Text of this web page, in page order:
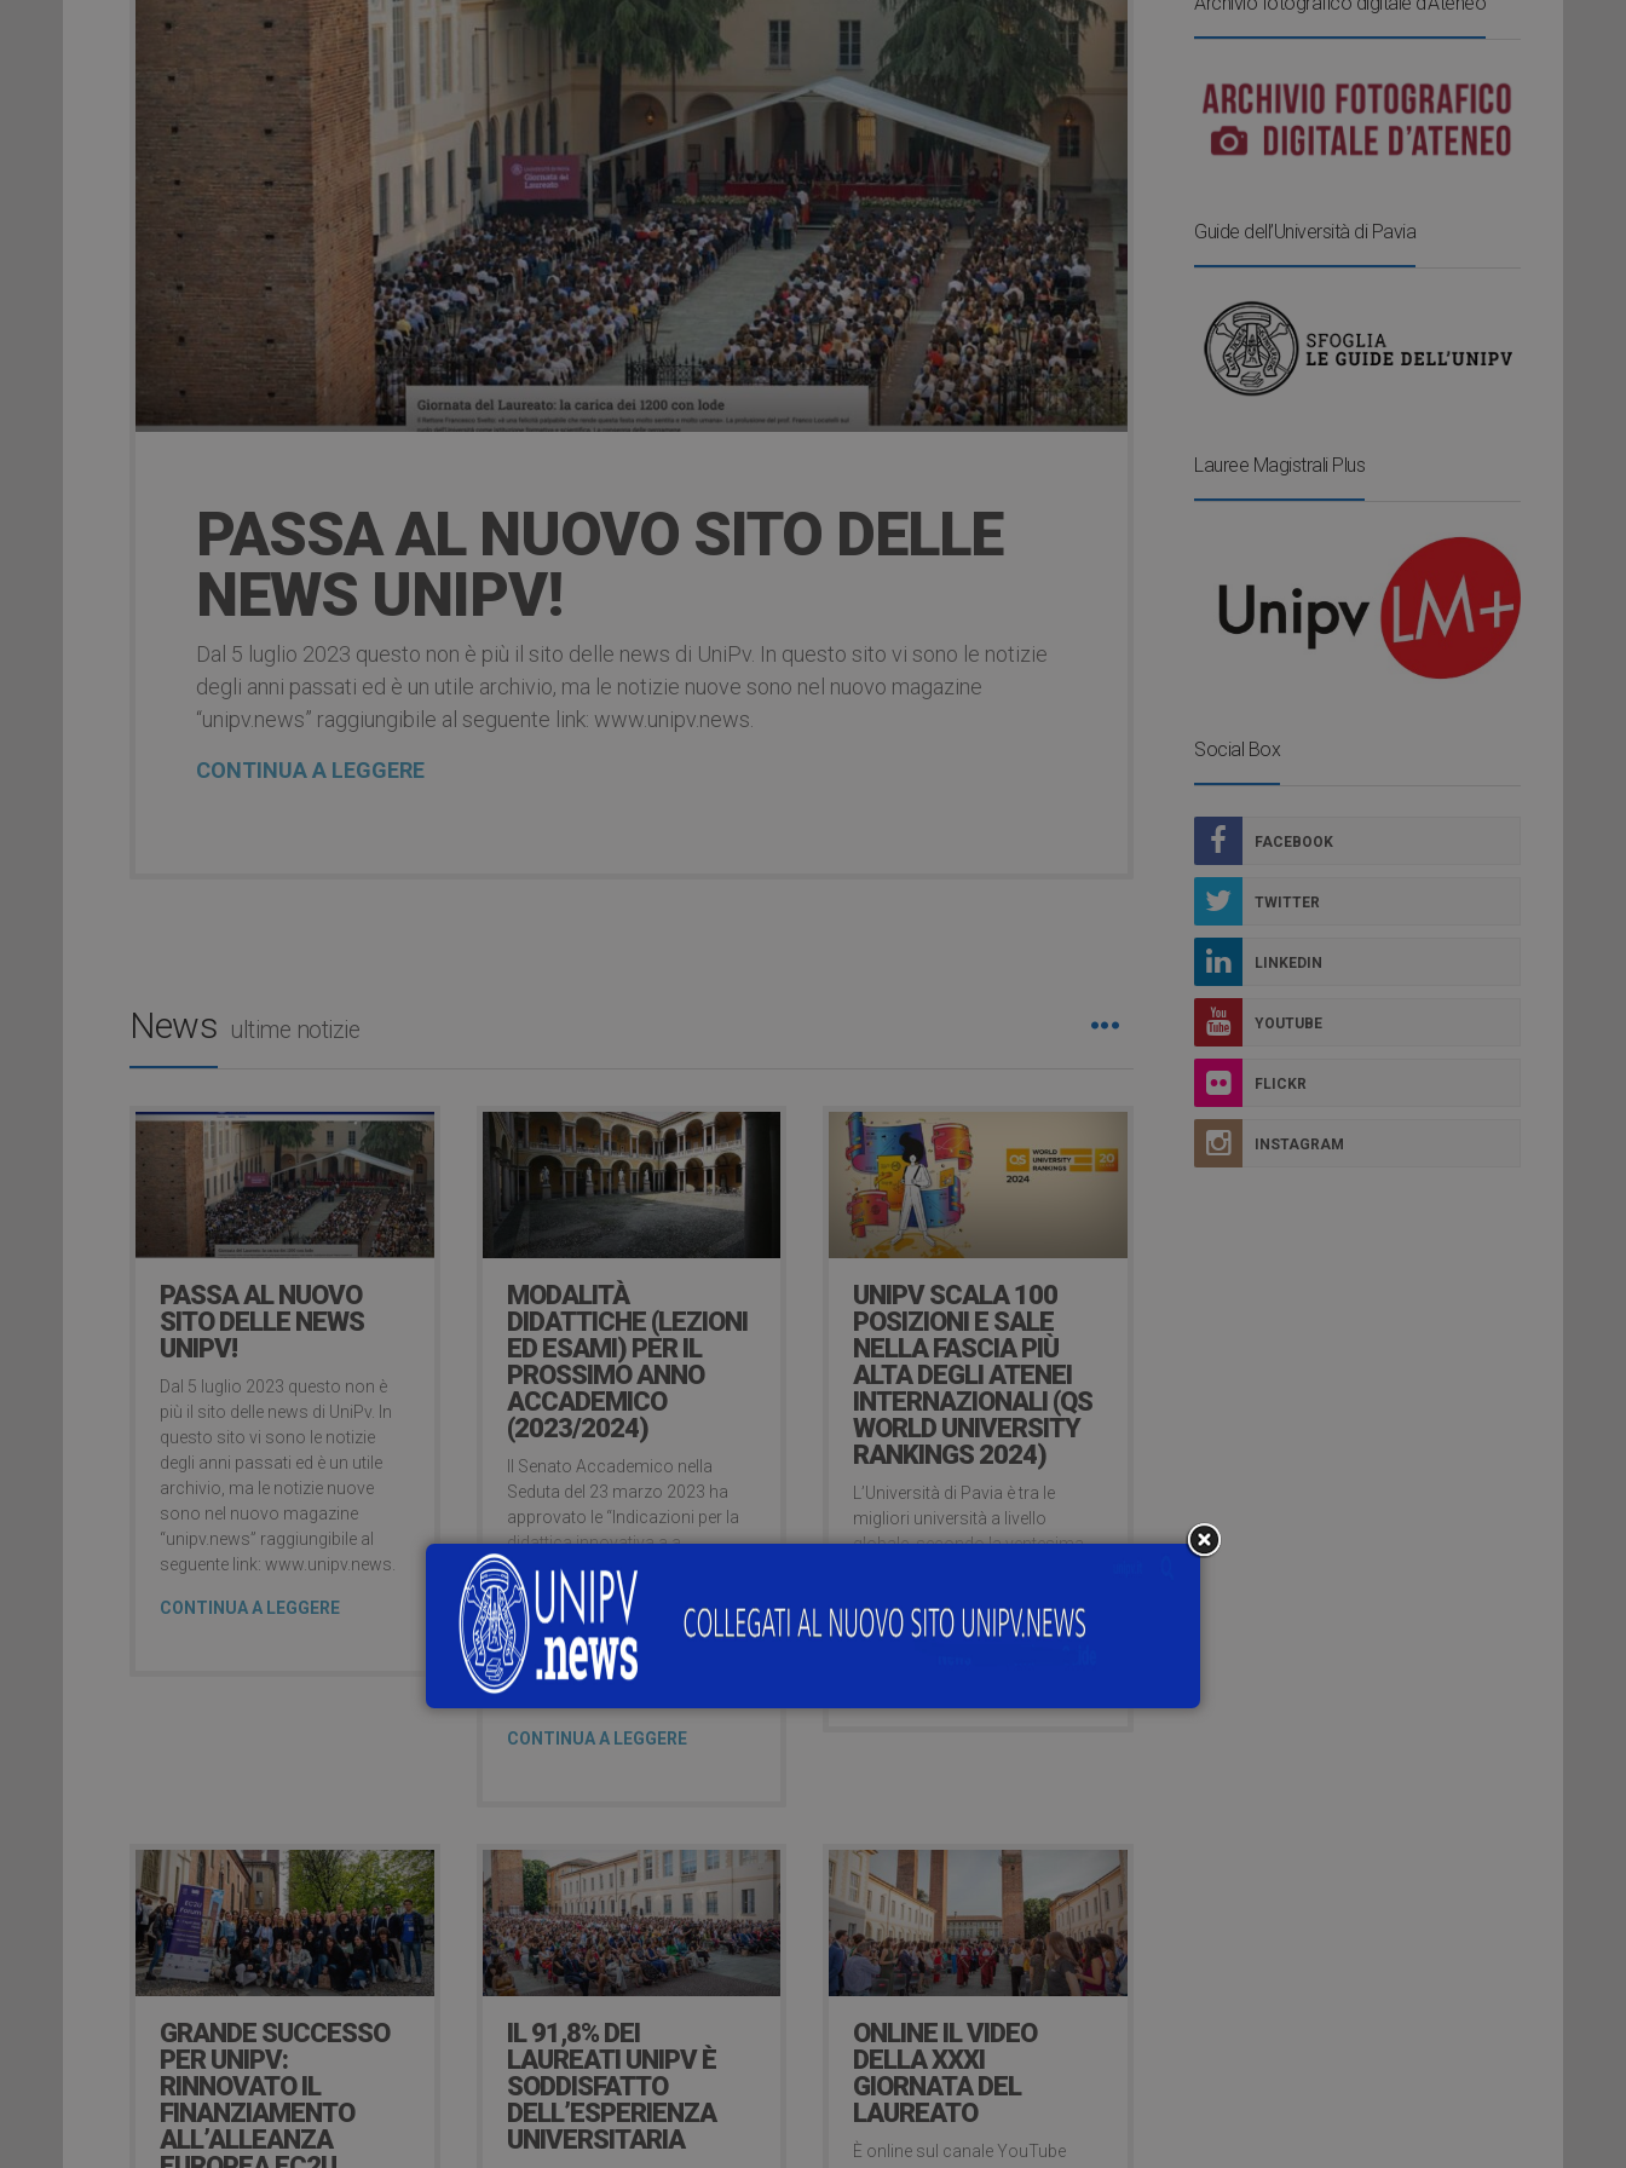
PASSA AL NUOVO SITO DELLE
NEWS UNIPV!
Dal 5 luglio 2023 questo non è più il sito delle news di UniPv. In questo sito vi sono le notizie
degli anni passati ed è un utile archivio, ma le notizie nuove sono nel nuovo magazine
“unipv.news” raggiungibile al seguente link: www.unipv.news.
CONTINUA A LEGGERE
News ultime notizie
PASSA AL NUOVO
SITO DELLE NEWS
UNIPV!
Dal 5 luglio 2023 questo non è
più il sito delle news di UniPv. In
questo sito vi sono le notizie
degli anni passati ed è un utile
archivio, ma le notizie nuove
sono nel nuovo magazine
“unipv.news” raggiungibile al
seguente link: www.unipv.news.
CONTINUA A LEGGERE
MODALITÀ
DIDATTICHE (LEZIONI
ED ESAMI) PER IL
PROSSIMO ANNO
ACCADEMICO
(2023/2024)
Il Senato Accademico nella
Seduta del 23 marzo 2023 ha
approvato le “Indicazioni per la
didattica innovativa a.a.
2023/2024” che comprendono
sia un progetto generale a
supporto della didattica
innovativa, sia modalità
inclusive a favore di particolari
categorie di studenti.
CONTINUA A LEGGERE
UNIPV SCALA 100
POSIZIONI E SALE
NELLA FASCIA PIÙ
ALTA DEGLI ATENEI
INTERNAZIONALI (QS
WORLD UNIVERSITY
RANKINGS 2024)
L’Università di Pavia è tra le
migliori università a livello
globale, secondo la ventesima
consultata.
GRANDE SUCCESSO
PER UNIPV:
RINNOVATO IL
FINANZIAMENTO
ALL’ALLEANZA
IL 91,8% DEI
LAUREATI UNIPV È
SODDISFATTO
DELL’ESPERIENZA
UNIVERSITARIA
ONLINE IL VIDEO
DELLA XXXI
GIORNATA DEL
LAUREATO
È online sul canale YouTube
Guide dell’Università di Pavia
Lauree Magistrali Plus
Social Box
FACEBOOK
TWITTER
LINKEDIN
YOUTUBE
FLICKR
INSTAGRAM